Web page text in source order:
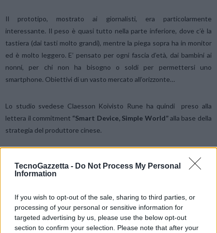
TecnoGazzetta - Do Not Process My Personal
Information
If you wish to opt-out of the sale, sharing to third parties, or
processing of your personal or sensitive information for
targeted advertising by us, please use the below opt-out
section to confirm your selection. Please note that after your
Il prototipo, mostrato ai giornalisti, era particolarmente
interessante. Il peso è quasi tutto nella parte inferiore, dove c’è la
tastiera (dai tasti molto grandi), mentre la piega sopra ha in monitor
ed è molto leggero. E’ pensato per ogni fascia d’età, dai bambini ai
nonni, per chi non ha bisogno o soldi per permettersi uno
smartphone. Obiettivi di un vasto mercato all’orizzonte…
Lo studio svedese Claesson Koivisto Rune ha quindi preso alla
lettera il commitment “Smart Device, Simple World”alla base della
strategia del produttore cinese.
svedesi che telefono
usino solitamente. La risposta? iPhone per tutti e tre, pur
interazione si possa molto migliorare. Il nuovo passo del design è alle
porte.